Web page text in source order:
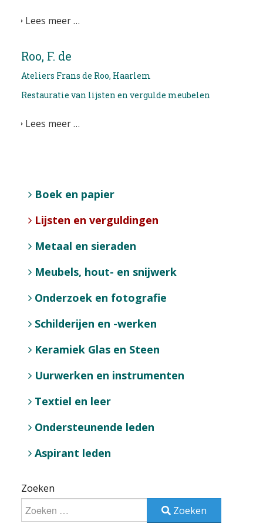
Lees meer …
Roo, F. de
Ateliers Frans de Roo, Haarlem
Restauratie van lijsten en vergulde meubelen
Lees meer …
Boek en papier
Lijsten en verguldingen
Metaal en sieraden
Meubels, hout- en snijwerk
Onderzoek en fotografie
Schilderijen en -werken
Keramiek Glas en Steen
Uurwerken en instrumenten
Textiel en leer
Ondersteunende leden
Aspirant leden
Zoeken
Zoeken